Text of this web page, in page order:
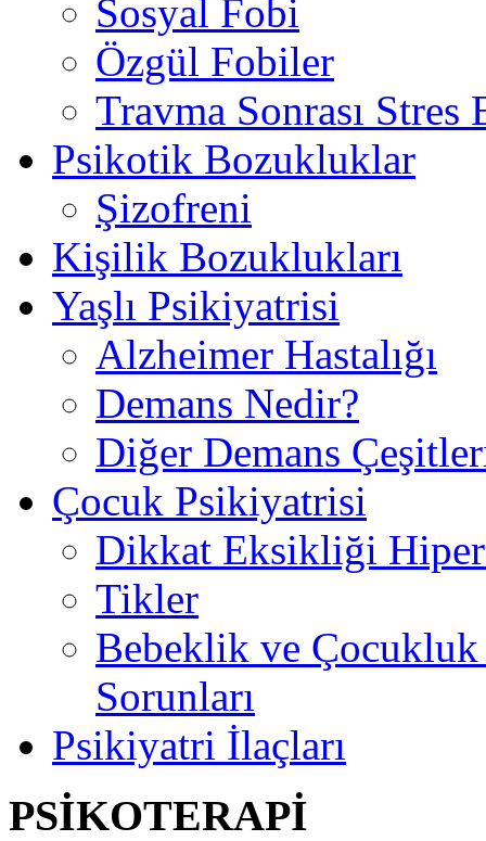
Sosyal Fobi
Özgül Fobiler
Travma Sonrası Stres
Psikotik Bozukluklar
Şizofreni
Kişilik Bozuklukları
Yaşlı Psikiyatrisi
Alzheimer Hastalığı
Demans Nedir?
Diğer Demans
Çocuk Psikiyatrisi
Dikkat Eksikliği
Tikler
Bebeklik ve
Sorunları
Psikiyatri İlaçları
PSİKOTERAPİ